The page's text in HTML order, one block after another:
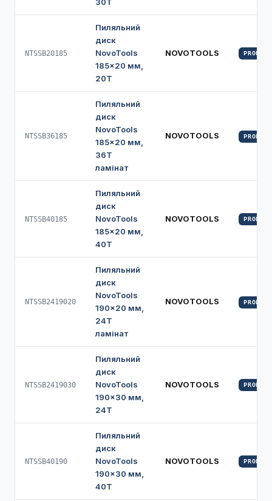
NTSSB20185
Пиляльний
диск
NovoTools
185×20 мм,
20Т
NOVOTOOLS PROFI
NTSSB36185
Пиляльний
диск
NovoTools
185×20 мм,
36Т
ламінат
NOVOTOOLS PROFI
NTSSB40185
Пиляльний
диск
NovoTools
185×20 мм,
40Т
NOVOTOOLS PROFI
NTSSB2419020
Пиляльний
диск
NovoTools
190×20 мм,
24Т
ламінат
NOVOTOOLS PROFI
NTSSB2419030
Пиляльний
диск
NovoTools
190×30 мм,
24Т
NOVOTOOLS PROFI
NTSSB40190
Пиляльний
диск
NovoTools
190×30 мм,
40Т
NOVOTOOLS PROFI